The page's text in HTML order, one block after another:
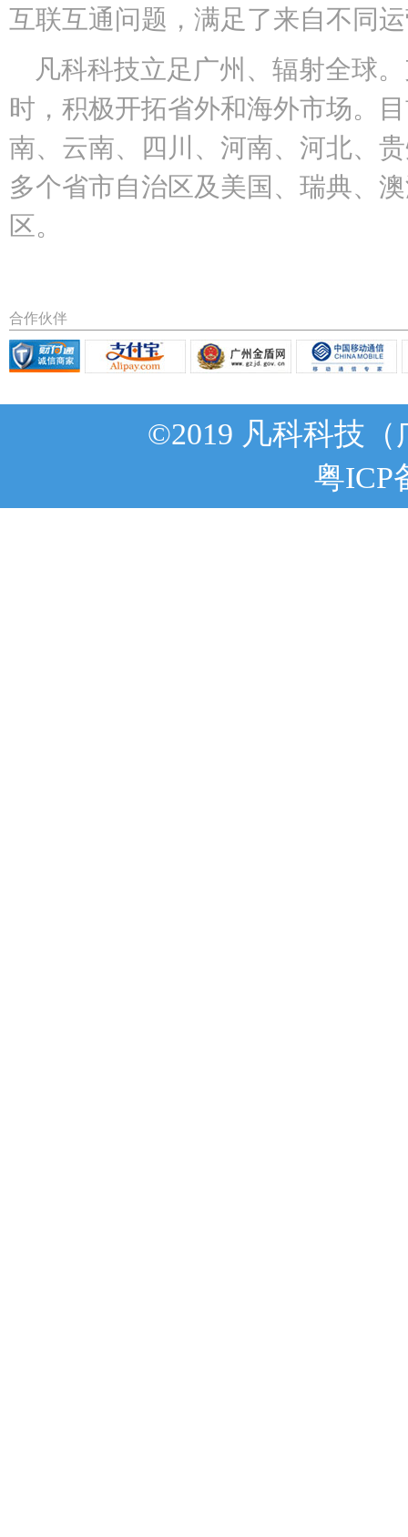
互联互通问题，满足了来自不同
凡科科技立足广州、辐射全球
时，积极开拓省外和海外市场。
南、云南、四川、河南、河北、
多个省市自治区及美国、瑞典、
区。
合作伙伴
©2019 凡科科技
粤ICP